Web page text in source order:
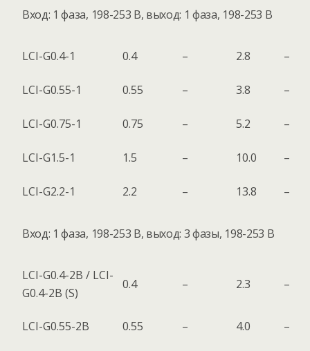
Вход: 1 фаза, 198-253 В, выход: 1 фаза, 198-253 В
LCI-G0.4-1 0.4 – 2.8 –
LCI-G0.55-1 0.55 – 3.8 –
LCI-G0.75-1 0.75 – 5.2 –
LCI-G1.5-1 1.5 – 10.0 –
LCI-G2.2-1 2.2 – 13.8 –
Вход: 1 фаза, 198-253 В, выход: 3 фазы, 198-253 В
LCI-G0.4-2B / LCI-
G0.4-2B (S)
0.4 – 2.3 –
LCI-G0.55-2B 0.55 – 4.0 –